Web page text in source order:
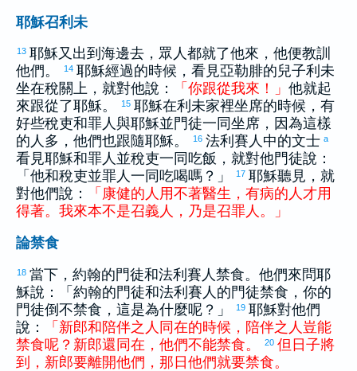
耶穌召利未
13 耶穌又出到海邊去，眾人都就了他來，他便教訓
他們。
14 耶穌經過的時候，看見亞勒腓的兒子利未
坐在稅關上，就對他說：
「 你跟從我來 ！ 」 他就起
來跟從了耶穌。
15 耶穌在利未家裡坐席的時候，有
好些稅吏和罪人與耶穌並門徒一同坐席，因為這樣
的人多，他們也跟隨耶穌。
16 法利賽人中的文士 a
看見耶穌和罪人並稅吏一同吃飯，就對他門徒說：
「他和稅吏並罪人一同吃喝嗎？」
17 耶穌聽見，就
對他們說：
「 康健的 人 用不著醫生 ， 有病的 人才用
得著。 我來本不是召義人 ， 乃是召罪人 。
」
論禁食
18 當下， 約翰的門徒和法利賽人禁食。他們來問耶
穌說：「 約翰的門徒和法利賽人的門徒禁食，你的
門徒倒不禁食，這是為什麼呢？」
19 耶穌對他們
說：
「 新郎和陪伴之 人 同在的時候 ， 陪伴之 人 豈能
禁食呢 ？ 新郎還 同在 ， 他們不能禁食。 20 但 日子將
到
， 新郎要離開他們 ， 那 日他們就要禁食。